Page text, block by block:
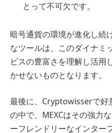
とって不可欠です。
暗号通貨の環境が進化し続
なツールは、このダイナミ
ビスの豊富さを理解し活用
かせないものとなります。
最後に、Cryptowisserで好
の中で、MEXCはその強力
ーフレンドリーなインター